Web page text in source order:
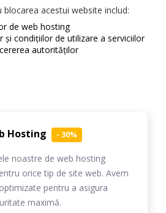
blocarea acestui website includ:
de web hosting
și condițiilor de utilizare a serviciilor
autorităților
Hosting - 30%
noastre de web hosting
orice tip de site web. Avem
pentru a asigura
maximă.